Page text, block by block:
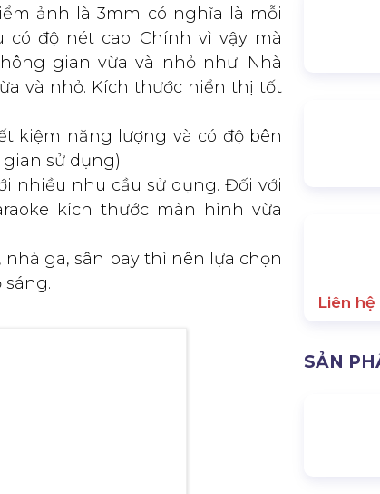
ảnh là 3mm có nghĩa là mỗi
độ nét cao. Chính vì vậy mà
gian vừa và nhỏ như: Nhà
và nhỏ. Kích thước hiển thị tốt
kiệm năng lượng và có độ bên
sử dụng).
nhiều nhu cầu sử dụng. Đối với
kích thước màn hình vừa
ga, sân bay thì nên lựa chọn